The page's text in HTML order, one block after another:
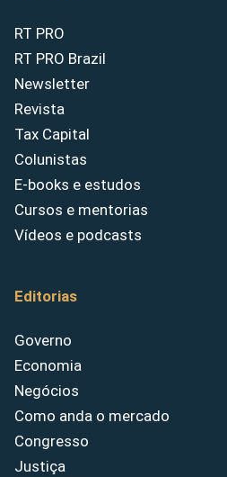
RT PRO
RT PRO Brazil
Newsletter
Revista
Tax Capital
Colunistas
E-books e estudos
Cursos e mentorias
Vídeos e podcasts
Editorias
Governo
Economia
Negócios
Como anda o mercado
Congresso
Justiça